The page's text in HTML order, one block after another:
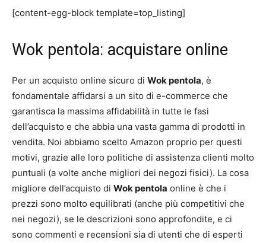
[content-egg-block template=top_listing]
Wok pentola: acquistare online
Per un acquisto online sicuro di Wok pentola, è
fondamentale affidarsi a un sito di e-commerce che
garantisca la massima affidabilità in tutte le fasi
dell’acquisto e che abbia una vasta gamma di prodotti in
vendita. Noi abbiamo scelto Amazon proprio per questi
motivi, grazie alle loro politiche di assistenza clienti molto
puntuali (a volte anche migliori dei negozi fisici). La cosa
migliore dell’acquisto di Wok pentola online è che i
prezzi sono molto equilibrati (anche più competitivi che
nei negozi), se le descrizioni sono approfondite, e ci
sono commenti e recensioni sia di utenti che di esperti